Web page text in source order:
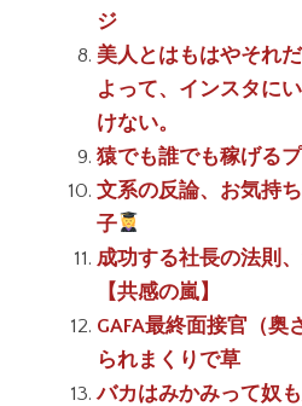
ジ
美人とはもはやそれ
よって、インスタに
けない。
猿でも誰でも稼げる
文系の反論、お気持
子
成功する社長の法則
【共感の嵐】
GAFA最終面接官（奥
られまくりで草
バカはみかみって奴